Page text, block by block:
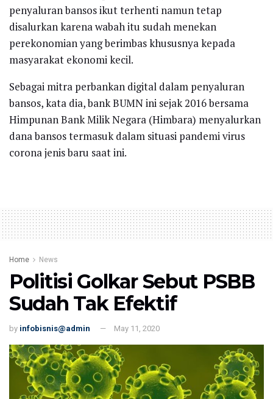
penyaluran bansos ikut terhenti namun tetap
disalurkan karena wabah itu sudah menekan
perekonomian yang berimbas khususnya kepada
masyarakat ekonomi kecil.
Sebagai mitra perbankan digital dalam penyaluran
bansos, kata dia, bank BUMN ini sejak 2016 bersama
Himpunan Bank Milik Negara (Himbara) menyalurkan
dana bansos termasuk dalam situasi pandemi virus
corona jenis baru saat ini.
Home News
Politisi Golkar Sebut PSBB
Sudah Tak Efektif
by infobisnis@admin May 11, 2020